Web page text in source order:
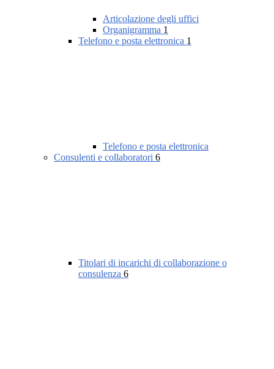
Articolazione degli uffici
Organigramma 1
Telefono e posta elettronica 1
Telefono e posta elettronica
Consulenti e collaboratori 6
Titolari di incarichi di collaborazione o
consulenza 6